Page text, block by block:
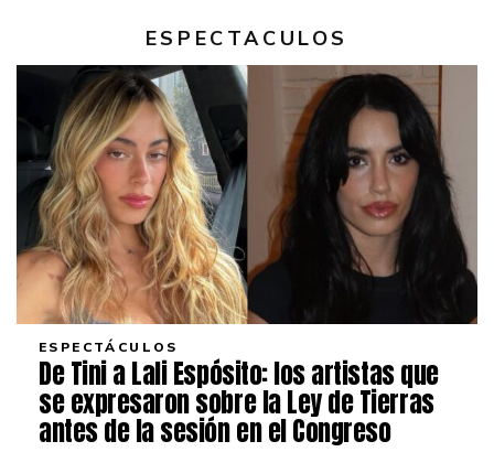
ESPECTACULOS
ESPECTÁCULOS
De Tini a Lali Espósito: los artistas que
se expresaron sobre la Ley de Tierras
antes de la sesión en el Congreso